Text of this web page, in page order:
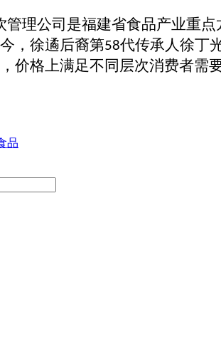
管理公司是福建省食品产业重
，徐遹后裔第58代传承人徐丁
价格上满足不同层次消费者需
品